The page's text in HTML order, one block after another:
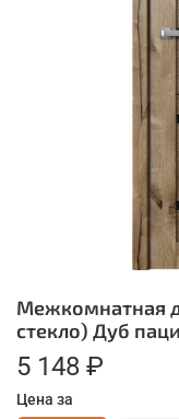
Межкомнатная
стекло) Дуб
5 148 ₽
Цена за